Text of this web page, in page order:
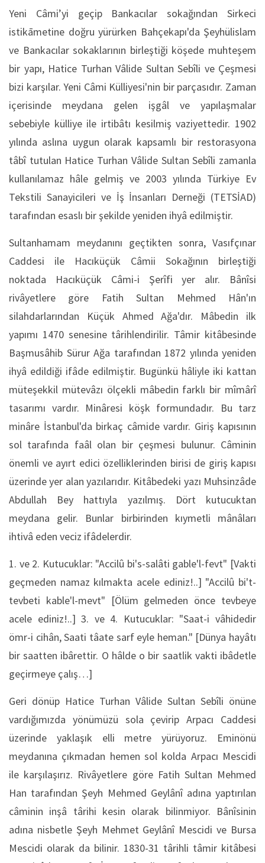
Yeni Câmi’yi geçip Bankacılar sokağından Sirkeci
istikāmetine doğru yürürken Bahçekapı'da Şeyhülislam
ve Bankacılar sokaklarının birleştiği köşede muhteşem
bir yapı, Hatice Turhan Vâlide Sultan Sebîli ve Çeşmesi
bizi karşılar. Yeni Câmi Külliyesi'nin bir parçasıdır. Zaman
içerisinde meydana gelen işgâl ve yapılaşmalar
sebebiyle külliye ile irtibâtı kesilmiş vaziyettedir. 1902
yılında aslına uygun olarak kapsamlı bir restorasyona
tâbî tutulan Hatice Turhan Vâlide Sultan Sebîli zamanla
kullanılamaz hâle gelmiş ve 2003 yılında Türkiye Ev
Tekstili Sanayicileri ve İş İnsanları Derneği (TETSİAD)
tarafından esaslı bir şekilde yeniden ihyâ edilmiştir.
Sultanhamam meydanını geçtikten sonra, Vasıfçınar
Caddesi ile Hacıküçük Câmii Sokağının birleştiği
noktada Hacıküçük Câmi-i Şerîfi yer alır. Bânîsi
rivâyetlere göre Fatih Sultan Mehmed Hân'ın
silahdarlarından Küçük Ahmed Ağa'dır. Mâbedin ilk
yapımı 1470 senesine târihlendirilir. Tâmir kitâbesinde
Başmusâhib Sürur Ağa tarafından 1872 yılında yeniden
ihyâ edildiği ifâde edilmiştir. Bugünkü hâliyle iki kattan
müteşekkil mütevâzı ölçekli mâbedin farklı bir mîmârî
tasarımı vardır. Minâresi köşk formundadır. Bu tarz
minâre İstanbul'da birkaç câmide vardır. Giriş kapısının
sol tarafında faâl olan bir çeşmesi bulunur. Câminin
önemli ve ayırt edici özelliklerinden birisi de giriş kapısı
üzerinde yer alan yazılarıdır. Kitâbedeki yazı Muhsinzâde
Abdullah Bey hattıyla yazılmış. Dört kutucuktan
meydana gelir. Bunlar birbirinden kıymetli mânâları
ihtivâ eden veciz ifâdelerdir.
1. ve 2. Kutucuklar: "Accilû bi's-salâti gable'l-fevt" [Vakti
geçmeden namaz kılmakta acele ediniz!..] "Accilû bi't-
tevbeti kable'l-mevt" [Ölüm gelmeden önce tevbeye
acele ediniz!..] 3. ve 4. Kutucuklar: "Saat-i vâhidedir
ömr-i cihân, Saati tâate sarf eyle heman." [Dünya hayâtı
bir saatten ibârettir. O hâlde o bir saatlik vakti ibâdetle
geçirmeye çalış…]
Geri dönüp Hatice Turhan Vâlide Sultan Sebîli önüne
vardığımızda yönümüzü sola çevirip Arpacı Caddesi
üzerinde yaklaşık elli metre yürüyoruz. Eminönü
meydanına çıkmadan hemen sol kolda Arpacı Mescidi
ile karşılaşırız. Rivâyetlere göre Fatih Sultan Mehmed
Han tarafından Şeyh Mehmed Geylânî adına yaptırılan
câminin inşâ târihi kesin olarak bilinmiyor. Bânîsinin
adına nisbetle Şeyh Mehmet Geylânî Mescidi ve Bursa
Mescidi olarak da bilinir. 1830-31 târihli tâmir kitâbesi